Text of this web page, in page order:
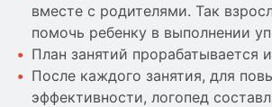
вместе с родителями. Так
помочь ребенку в выполнении
План занятий прорабатывается
После каждого занятия, для
эффективности, логопед